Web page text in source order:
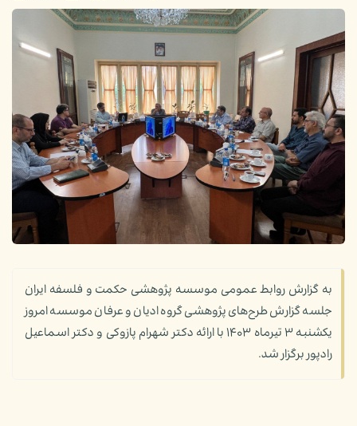
به گزارش روابط عمومی موسسه پژوهشی حکمت و فلسفه ایران
جلسه گزارش طرح‌های پژوهشی گروه ادیان و عرفان موسسه امروز
یکشنبه ۳ تیرماه ۱۴۰۳ با ارائه دکتر شهرام پازوکی و دکتر اسماعیل
رادپور برگزار شد.